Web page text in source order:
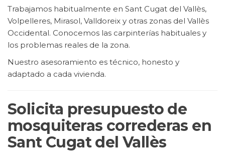
Trabajamos habitualmente en Sant Cugat del Vallès,
Volpelleres, Mirasol, Valldoreix y otras zonas del Vallès
Occidental. Conocemos las carpinterías habituales y
los problemas reales de la zona.
Nuestro asesoramiento es técnico, honesto y
adaptado a cada vivienda.
Solicita presupuesto de
mosquiteras correderas en
Sant Cugat del Vallès